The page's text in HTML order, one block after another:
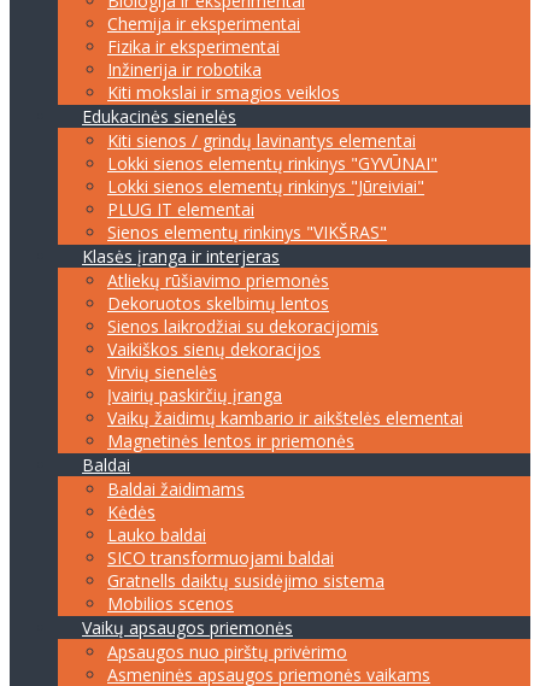
Chemija ir eksperimentai
Fizika ir eksperimentai
Inžinerija ir robotika
Kiti mokslai ir smagios veiklos
Edukacinės sienelės
Kiti sienos / grindų lavinantys elementai
Lokki sienos elementų rinkinys "GYVŪNAI"
Lokki sienos elementų rinkinys "Jūreiviai"
PLUG IT elementai
Sienos elementų rinkinys "VIKŠRAS"
Klasės įranga ir interjeras
Atliekų rūšiavimo priemonės
Dekoruotos skelbimų lentos
Sienos laikrodžiai su dekoracijomis
Vaikiškos sienų dekoracijos
Virvių sienelės
Įvairių paskirčių įranga
Vaikų žaidimų kambario ir aikštelės elementai
Magnetinės lentos ir priemonės
Baldai
Baldai žaidimams
Kėdės
Lauko baldai
SICO transformuojami baldai
Gratnells daiktų susidėjimo sistema
Mobilios scenos
Vaikų apsaugos priemonės
Apsaugos nuo pirštų privėrimo
Asmeninės apsaugos priemonės vaikams